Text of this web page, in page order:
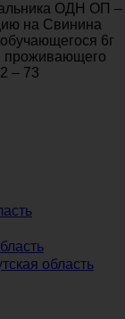
ОДН ОП –
на Свинина
6г
проживающего
– 73
область